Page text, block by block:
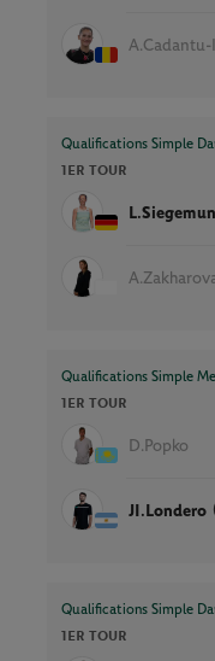
Qualifications Simple
1ER TOUR
Qualifications Simple
1ER TOUR
D.Popko
JI.Londero
Qualifications Simple
1ER TOUR